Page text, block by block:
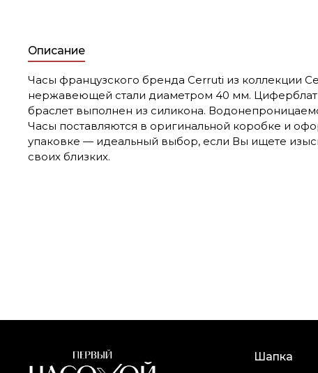
Описание
Часы французского бренда Cerruti из коллекции
нержавеющей стали диаметром 40 мм.
браслет выполнен из силикона.
Часы поставляются в оригинальной коробке и
упаковке — идеальный выбор, если Вы ищете
своих близких.
Шапка